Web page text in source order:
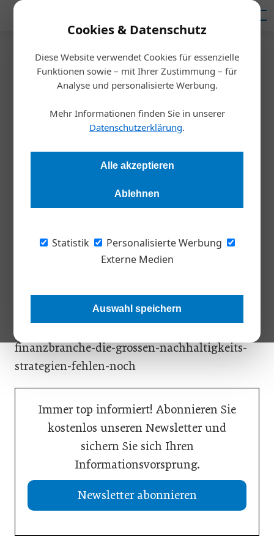
Cookies & Datenschutz
Diese Website verwendet Cookies für essenzielle
Funktionen sowie – mit Ihrer Zustimmung – für
Analyse und personalisierte Werbung.
Mehr Informationen finden Sie in unserer
Datenschutzerklärung.
Alle akzeptieren
Ablehnen
Statistik
Personalisierte Werbung
Externe Medien
Auswahl speichern
Startseite/Nachhaltigkeit
Finanzbranche: Die großen
Nachhaltigkeits-Strategien
fehlen noch
Nachhaltigkeit. Durch ihre Veranlagungskriterien und
Kreditbedingungen kann die Entwicklung und
beeinflusst werden. Die großen Strategien dafür sind bis dato
jedoch noch Mangelware.
finanzbranche-die-grossen-nachhaltigkeits-
strategien-fehlen-noch
Immer top informiert! Abonnieren Sie
kostenlos unseren Newsletter und
sichern Sie sich Ihren
Informationsvorsprung.
Newsletter abonnieren